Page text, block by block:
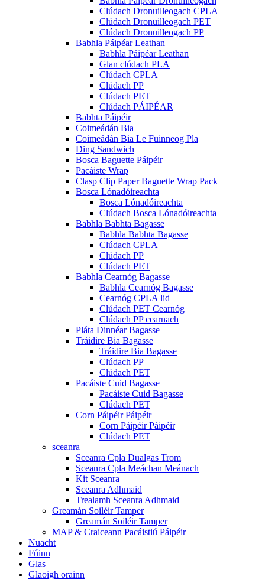
Clúdach Dronuilleogach CPLA
Clúdach Dronuilleogach PET
Clúdach Dronuilleogach PP
Babhla Páipéar Leathan
Babhla Páipéar Leathan
Glan clúdach PLA
Clúdach CPLA
Clúdach PP
Clúdach PET
Clúdach PÁIPÉAR
Babhta Páipéir
Coimeádán Bia
Coimeádán Bia Le Fuinneog Pla
Ding Sandwich
Bosca Baguette Páipéir
Pacáiste Wrap
Clasp Clip Paper Baguette Wrap Pack
Bosca Lónadóireachta
Bosca Lónadóireachta
Clúdach Bosca Lónadóireachta
Babhla Babhta Bagasse
Babhla Babhta Bagasse
Clúdach CPLA
Clúdach PP
Clúdach PET
Babhla Cearnóg Bagasse
Babhla Cearnóg Bagasse
Cearnóg CPLA lid
Clúdach PET Cearnóg
Clúdach PP cearnach
Pláta Dinnéar Bagasse
Tráidire Bia Bagasse
Tráidire Bia Bagasse
Clúdach PP
Clúdach PET
Pacáiste Cuid Bagasse
Pacáiste Cuid Bagasse
Clúdach PET
Corn Páipéir Páipéir
Corn Páipéir Páipéir
Clúdach PET
sceanra
Sceanra Cpla Dualgas Trom
Sceanra Cpla Meáchan Meánach
Kit Sceanra
Sceanra Adhmaid
Trealamh Sceanra Adhmaid
Greamán Soiléir Tamper
Greamán Soiléir Tamper
MAP & Craiceann Pacáistiú Páipéir
Nuacht
Fúinn
Glas
Glaoigh orainn